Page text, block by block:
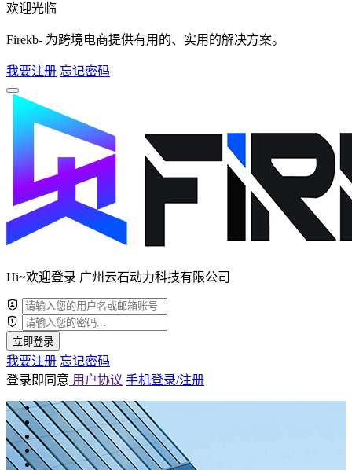
欢迎光临
Firekb- 为跨境电商提供有用的、实用的解决方案。
我要注册 忘记密码
Hi~欢迎登录 广州云石动力科技有限公司
立即登录
我要注册 忘记密码
登录即同意 用户协议 手机登录/注册